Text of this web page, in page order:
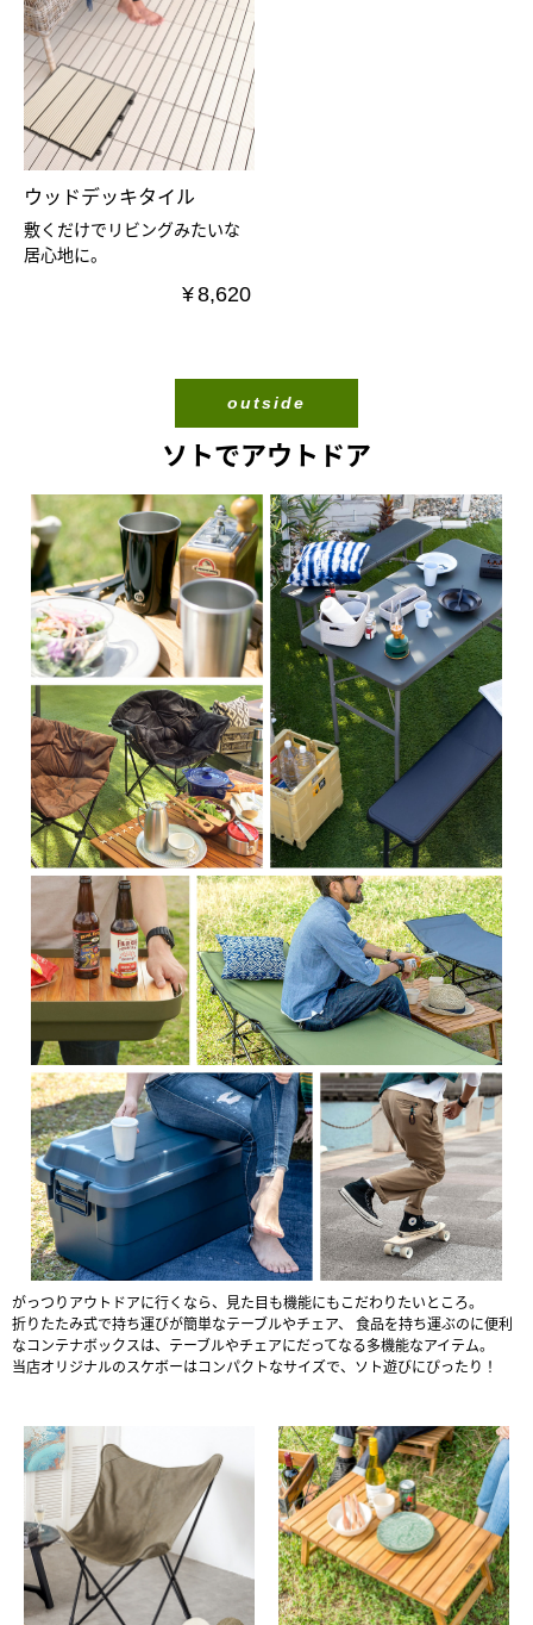
ウッドデッキタイル
敷くだけでリビングみたいな
居心地に。
¥8,620
ソトでアウトドア
がっつりアウトドアに行くなら、見た目も機能にもこだわりたいところ。
折りたたみ式で持ち運びが簡単なテーブルやチェア、
食品を持ち運ぶのに便利
なコンテナボックスは、テーブルやチェアにだってなる多機能なアイテム。
当店オリジナルのスケボーはコンパクトなサイズで、ソト遊びにぴったり！